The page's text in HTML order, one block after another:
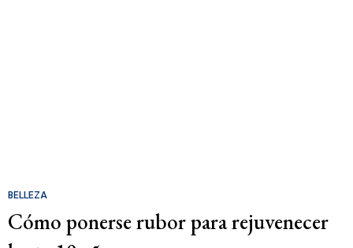
BELLEZA
Cómo ponerse rubor para rejuvenecer